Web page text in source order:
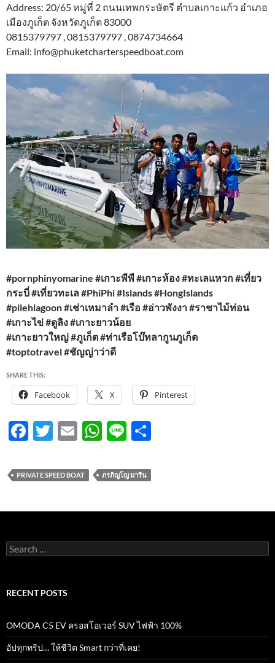
Address: 20/65 หมู่ที่ 2 ถนนเทพกระษัตรี ตำบลเกาะแก้ว อำเภอ
เมืองภูเก็ต จังหวัดภูเก็ต 83000
0815379797 , 0815379797 , 0874734664
Email: info@phuketcharterspeedboat.com
#pornphinyomarine #เกาะพีพี #เกาะห้อง #ทะเลแหวก #เที่ยว
กระบี่ #เที่ยวทะเล #PhiPhi #Islands #HongIslands
#pilehlagoon #เช่าเหมาลำ #เรือ #อ่าวพังงา #ราชาไม้ท่อน
#เกาะไข่ #ดูลิง #เกาะยาวน้อย
#เกาะยาวใหญ่ #ภูเก็ต #ท่าเรือโบ๊ทลากูนภูเก็ต
#toptotravel #ชัญญ่าว่าดี
SHARE THIS:
Facebook X Pinterest
F
e
b
o
k
T
itt
er
E
ail
W
at
s
A
p
Li
e
PRIVATE SPEED BOAT ภรภิญโญ มารีน
Search
for:
RECENT POSTS
OMODA C5 EV ครอสโอเวอร์ SUV ไฟฟ้า 100%
อัปทุกทริป… ให้ชีวิต Smart กว่าที่เคย!